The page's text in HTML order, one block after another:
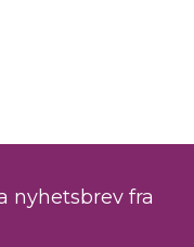
nyhetsbrev fra